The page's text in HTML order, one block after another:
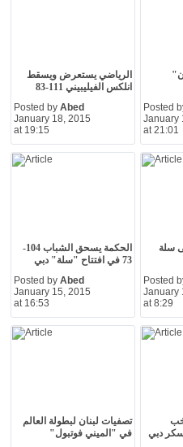
الرياضي يستعرض ويسقط
انلكس الفيليبيني 111-83
Posted by Abed
January 18, 2015
at 19:15
Posted
January
at 21:01
الحكمة يسحق الشباب 104-
73 في افتتاح "سلة" دبي
Posted by Abed
January 15, 2015
at 16:53
سلة
Posted
January
at 8:29
تصفيات لبنان لبطولة العالم
في "الميني فوتبول"
دبي